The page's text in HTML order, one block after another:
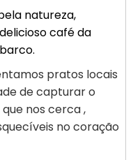
natureza,
café da
pratos locais
de capturar o
nos cerca ,
no coração